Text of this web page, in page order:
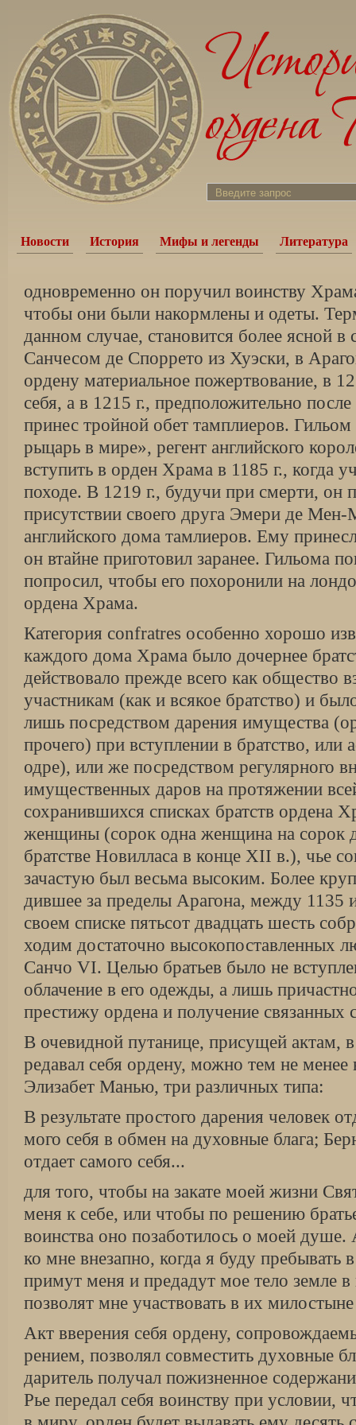
Новости История Мифы и легенды Литература
одновременно он поручил воинству
чтобы они были на­кормлены и одеты.
данном случае, ста­новится более ясной в
Санчесом де Споррето из Хуэски, в
ордену материальное пожерт­вование, в
себя, а в 1215 г., предположитель­но
принес тройной обет тамплиеров.
рыцарь в мире», регент английского
вступить в орден Храма в 1185 г., когда
походе. В 1219 г., будучи при смерти, он
присутствии своего друга Эмери де Мен-
английского дома тамлиеров. Ему
он втайне приготовил заранее. Гильома
попросил, чтобы его похоронили на
ордена Храма.
Категория confratres особенно хорошо
каждого дома Храма было дочернее
действовало прежде всего как общество
участникам (как и всякое братство) и
лишь посредством да­рения имущества
прочего) при вступлении в братство, или
одре), или же посредством регулярного
имущественных даров на про­тяжении
сохранившихся списках братств ордена
женщины (сорок одна женщина на сорок
братстве Новилласа в конце XII в.), чье
зачастую был весьма высоким. Более
дившее за пределы Арагона, между 1135
своем списке пятьсот двадцать шесть
ходим достаточно высокопоставленных
Санчо VI. Целью братьев было не
облаче­ние в его одежды, а лишь
престижу ордена и получение связанных
В очевидной путанице, присущей актам,
редавал себя ордену, можно тем не менее
Элиза­бет Манью, три различных типа:
В результате простого дарения человек
мого себя в обмен на духовные блага;
отдает самого себя...
для того, чтобы на закате моей жизни
меня к себе, или чтобы по решению
воинства оно позаботи­лось о моей душе.
ко мне внезапно, когда я буду пре­бывать
примут меня и предадут мое тело земле
позволят мне участвовать в их
Акт вверения себя ордену,
рением, позволял совместить духовные
да­ритель получал пожизненное
Рье пе­редал себя воинству при условии,